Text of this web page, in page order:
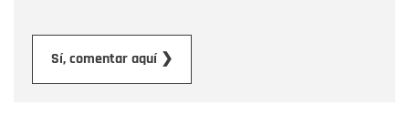
Sí, comentar aquí ❯